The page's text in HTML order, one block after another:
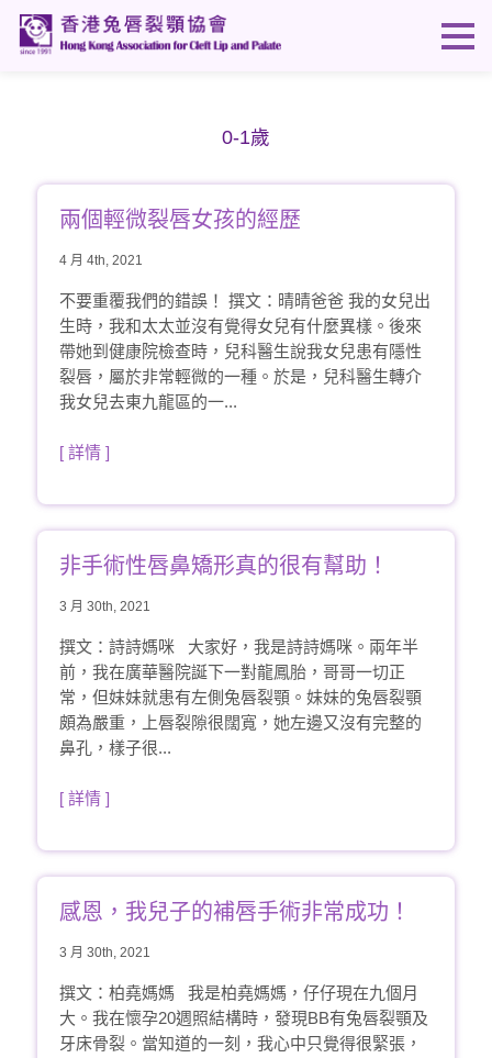
0-1歲
兩個輕微裂唇女孩的經歷
4 月 4th, 2021
不要重覆我們的錯誤！ 撰文：晴晴爸爸 我的女兒出
生時，我和太太並沒有覺得女兒有什麼異樣。後來
帶她到健康院檢查時，兒科醫生說我女兒患有隱性
裂唇，屬於非常輕微的一種。於是，兒科醫生轉介
我女兒去東九龍區的一...
[ 詳情 ]
非手術性唇鼻矯形真的很有幫助！
3 月 30th, 2021
撰文：詩詩媽咪 大家好，我是詩詩媽咪。兩年半
前，我在廣華醫院誕下一對龍鳳胎，哥哥一切正
常，但妹妹就患有左側兔唇裂顎。妹妹的兔唇裂顎
頗為嚴重，上唇裂隙很闊寬，她左邊又沒有完整的
鼻孔，樣子很...
[ 詳情 ]
感恩，我兒子的補唇手術非常成功！
3 月 30th, 2021
撰文：柏堯媽媽 我是柏堯媽媽，仔仔現在九個月
大。我在懷孕20週照結構時，發現BB有兔唇裂顎及
牙床骨裂。當知道的一刻，我心中只覺得很緊張，